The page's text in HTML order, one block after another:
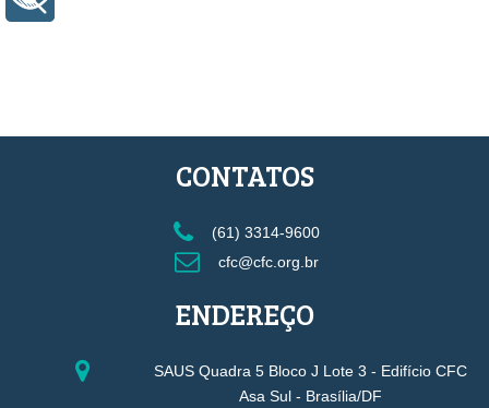
CONTATOS
(61) 3314-9600
cfc@cfc.org.br
ENDEREÇO
SAUS Quadra 5 Bloco J Lote 3 - Edifício CFC
Asa Sul - Brasília/DF